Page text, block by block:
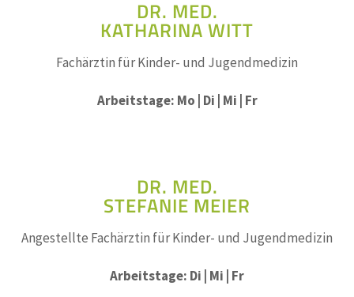
DR. MED.
KATHARINA WITT
Fachärztin für Kinder- und Jugendmedizin
Arbeitstage: Mo | Di | Mi | Fr
DR. MED.
STEFANIE MEIER
Angestellte Fachärztin für Kinder- und Jugendmedizin
Arbeitstage: Di | Mi | Fr